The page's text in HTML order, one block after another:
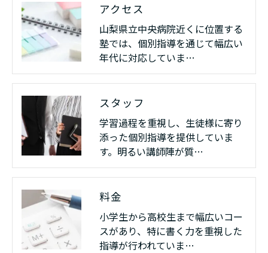
アクセス
山梨県立中央病院近くに位置する
塾では、個別指導を通じて幅広い
年代に対応していま…
スタッフ
学習過程を重視し、生徒様に寄り
添った個別指導を提供していま
す。明るい講師陣が質…
料金
小学生から高校生まで幅広いコー
スがあり、特に書く力を重視した
指導が行われていま…